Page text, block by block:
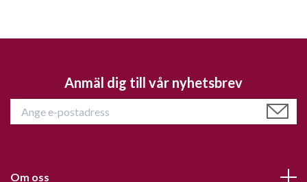
Anmäl dig till vår nyhetsbrev
Om oss